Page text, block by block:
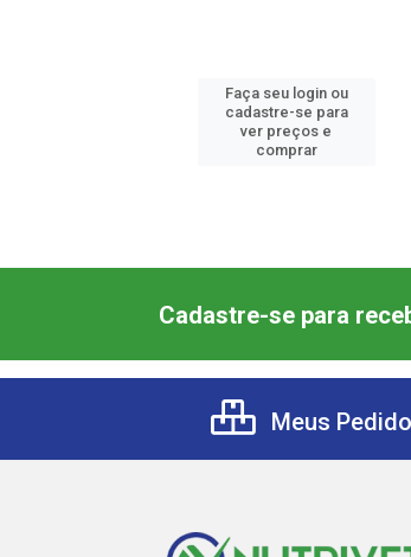
Faça seu login ou
cadastre-se para
ver preços e
comprar
Cadastre-se para
Meus